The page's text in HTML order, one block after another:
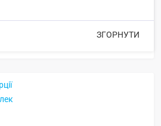
ЗГОРНУТИ